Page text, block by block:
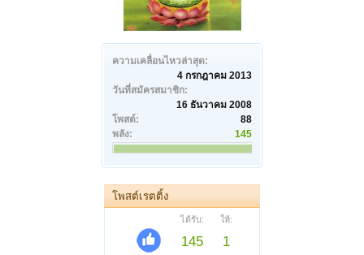
ความเคลื่อนไหวล่าสุด:
4 กรกฎาคม 2013
วันที่สมัครสมาชิก:
16 ธันวาคม 2008
โพสต์:
88
พลัง:
145
โพสต์เรตติ้ง
ได้รับ: ให้:
145 1